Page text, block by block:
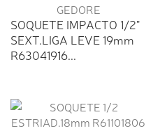
SOQUETE IMPACTO 1/2"
SEXT.LIGA LEVE 19mm
R63041916...